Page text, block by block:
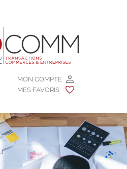
MON COMPTE
MES FAVORIS